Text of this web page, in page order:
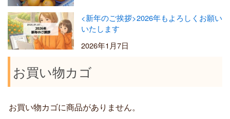
<新年のご挨拶>2026年もよろしくお願い
いたします
2026年1月7日
お買い物カゴ
お買い物カゴに商品がありません。